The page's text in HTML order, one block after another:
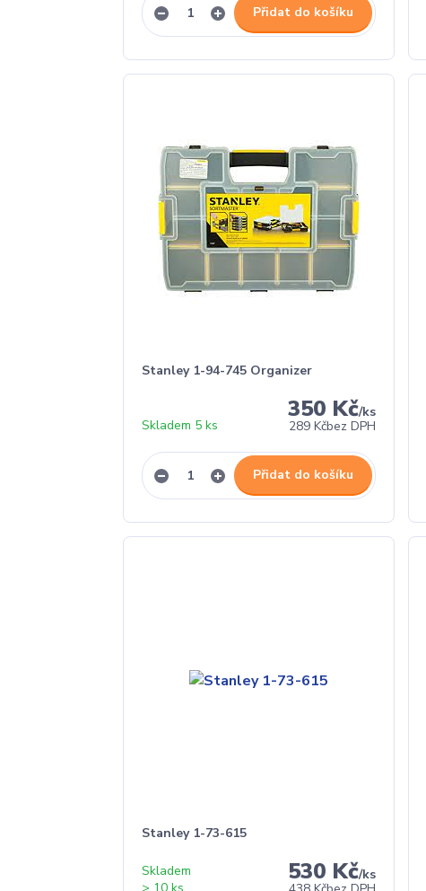
Přidat do košíku
Stanley 1-94-745 Organizer
350 Kč/ks
289 Kčbez DPH
Skladem 5 ks
Přidat do košíku
Stanley 1-73-615
530 Kč/ks
Skladem